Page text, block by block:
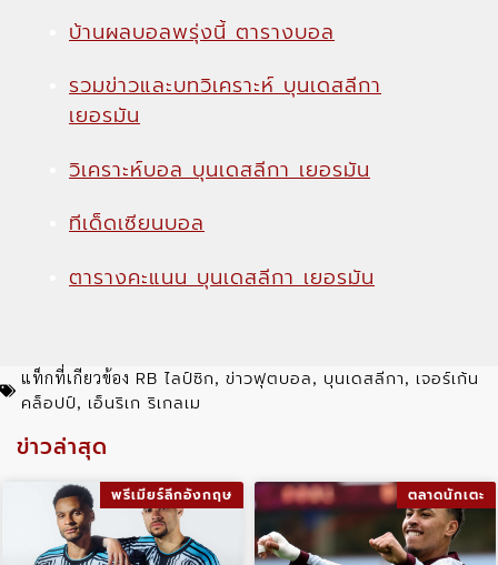
บ้านผลบอลพรุ่งนี้ ตารางบอล
รวมข่าวและบทวิเคราะห์ บุนเดสลีกา
เยอรมัน
วิเคราะห์บอล บุนเดสลีกา เยอรมัน
ทีเด็ดเซียนบอล
ตารางคะแนน บุนเดสลีกา เยอรมัน
แท็กที่เกียวข้อง RB ไลป์ซิก, ข่าวฟุตบอล, บุนเดสลีกา, เจอร์เก้น
คล็อปป์, เอ็นริเก ริเกลเม
ข่าวล่าสุด
พรีเมียร์ลีกอังกฤษ ตลาดนักเตะ